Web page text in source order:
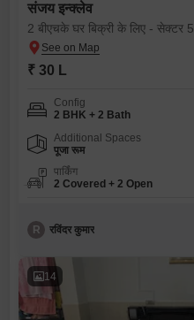
संजय इन्क्लेव
2 बीएचके घर बिक्री के लिए - सेक्टर
₹ 30 L
Config
2 BHK + 2 Bath
Additional Spaces
पूजा रूम
पार्किंग
2 Covered + 2 Open
R रविंदर कुमार
14